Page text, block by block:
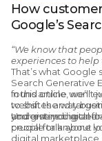
How
Google’s
“We know that
experiences to
That’s what
Search Generative
found online won’t
websites and
your entire digital
people talk about
In this article, we’ll
to shift the way
and give you a
Understanding and
crucial for anyone
digital marketplace.